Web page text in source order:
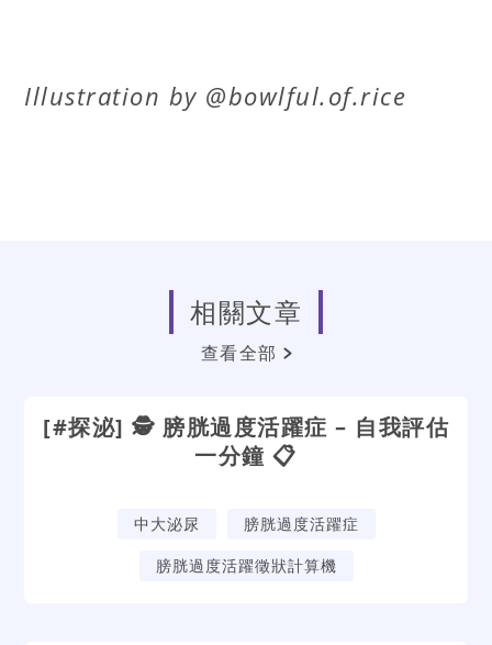
Illustration by @bowlful.of.rice
相關文章
查看全部
[#探泌] 🕵️ 膀胱過度活躍症 – 自我評估
一分鐘 📋
中大泌尿
膀胱過度活躍症
膀胱過度活躍徵狀計算機